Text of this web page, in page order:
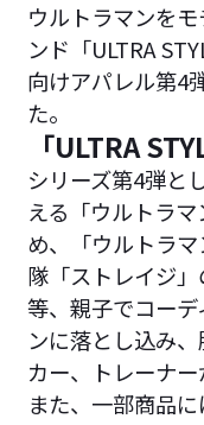
ウルトラマンを
ンド「ULTRA
向けアパレル第4
た。
「ULTRA
シリーズ第4弾と
える「ウルトラ
め、「ウルトラ
隊「ストレイジ
等、親子でコー
ンに落とし込み
カー、トレーナー
また、一部商品